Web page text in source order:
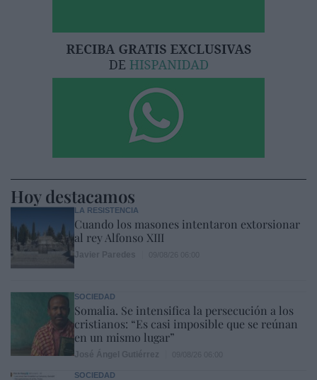
Hoy destacamos
LA RESISTENCIA
Cuando los masones intentaron extorsionar
al rey Alfonso XIII
SOCIEDAD
Somalia. Se intensifica la persecución a los
cristianos: “Es casi imposible que se reúnan
en un mismo lugar”
SOCIEDAD